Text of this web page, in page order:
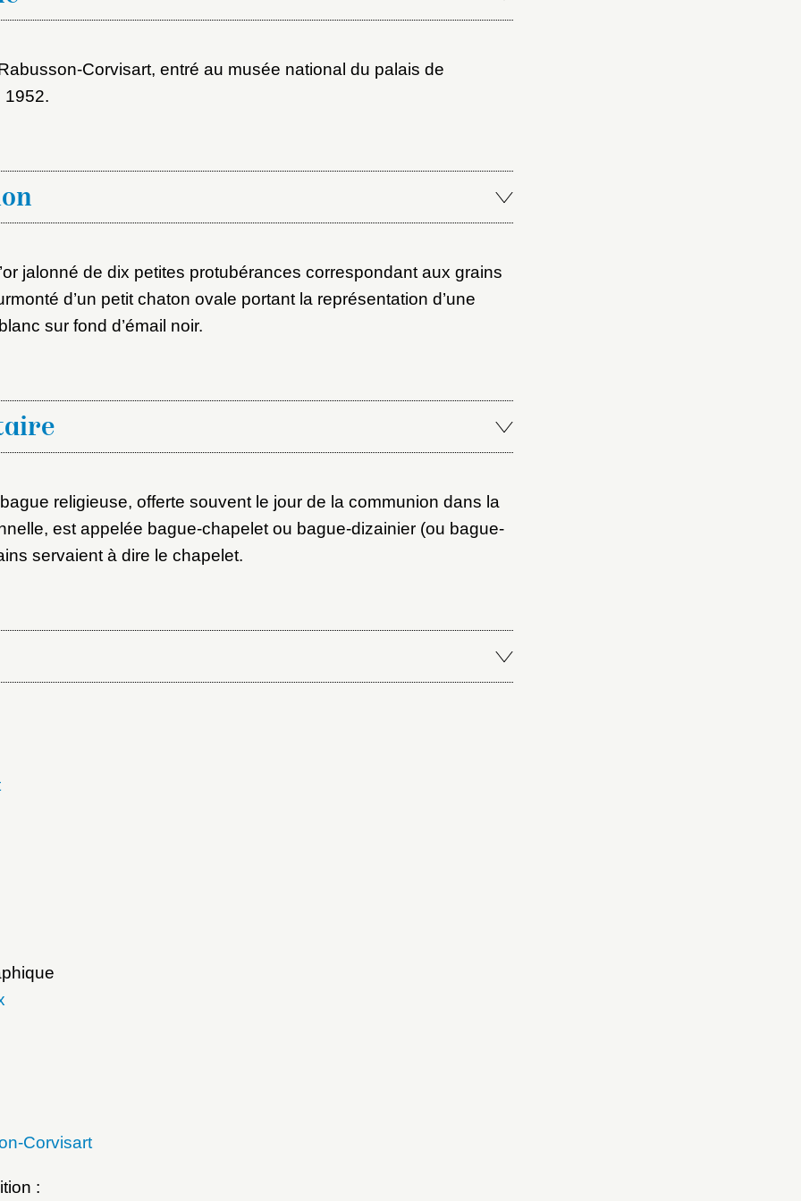
Corvisart, entré au musée national du palais de
1952.
jalonné de dix petites protubérances correspondant aux grains
d’un petit chaton ovale portant la représentation d’une
sur fond d’émail noir.
religieuse, offerte souvent le jour de la communion dans la
est appelée bague-chapelet ou bague-dizainier (ou bague-
servaient à dire le chapelet.
Corvisart
:
Envoyer
Vous n'êtes pas encore inscrit ?Créer un compte